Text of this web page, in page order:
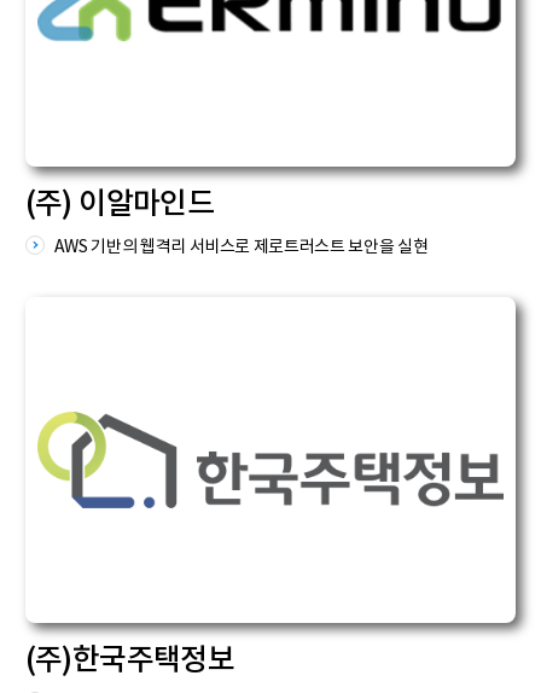
(주) 이알마인드
AWS 기반의 웹격리 서비스로 제로트러스트 보안을 실현
(주)한국주택정보